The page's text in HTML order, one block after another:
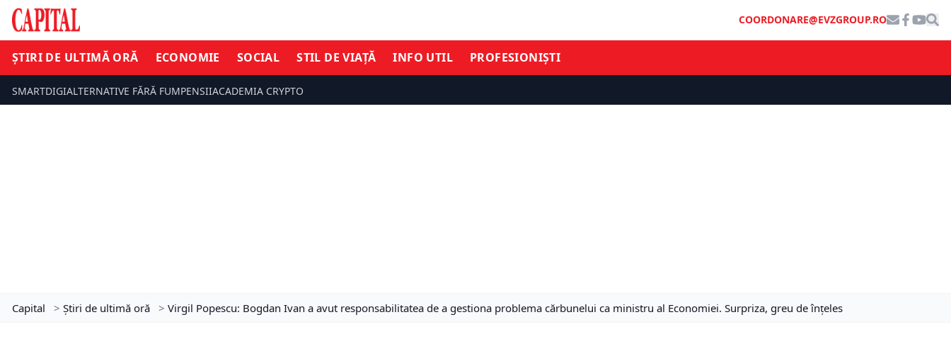
COORDONARE@EVZGROUP.RO
ȘTIRI DE ULTIMĂ ORĂ ECONOMIE SOCIAL STIL DE VIAȚĂ INFO UTIL PROFESIONIȘTI
SMARTDIGIALTERNATIVE FĂRĂ FUMPENSIIACADEMIA CRYPTO
Capital > Știri de ultimă oră > Virgil Popescu: Bogdan Ivan a avut responsabilitatea de a gestiona problema cărbunelui ca ministru al Economiei. Surpriza, greu de înțeles